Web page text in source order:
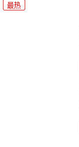
最热